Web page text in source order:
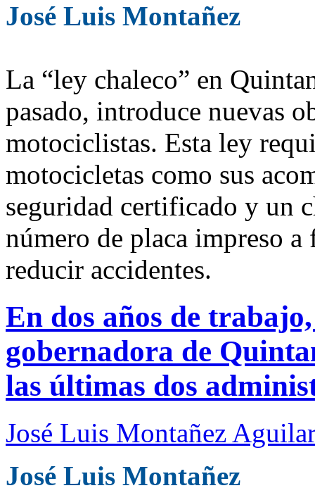
José Luis Montañez
La “ley chaleco” en
pasado, introduce nuevas
motociclistas. Esta ley
motocicletas como sus
seguridad certificado y un
número de placa impreso
reducir accidentes.
En dos años de
gobernadora de
las últimas dos
José Luis Montañez Aguilar
José Luis Montañez